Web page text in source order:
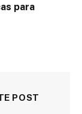
para
POST